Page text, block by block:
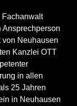
Fachanwalt
Ansprechperson
von Neuhausen
Kanzlei OTT
in allen
25 Jahren
in Neuhausen